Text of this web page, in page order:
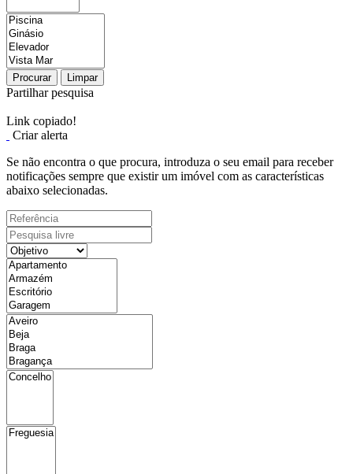
Procurar Limpar
Partilhar pesquisa
Link copiado!
Criar alerta
Se não encontra o que procura, introduza o seu email para receber
notificações sempre que existir um imóvel com as características
abaixo selecionadas.